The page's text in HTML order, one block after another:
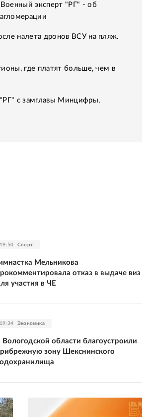
эксперт "РГ" - об
налета дронов ВСУ на пляж.
где платят больше, чем в
с замглавы Минцифры,
19:50 Спорт
Мельникова
отказ в выдаче виз
участия в ЧЕ
19:34 Экономика
Вологодской области благоустроили
зону Шекснинского